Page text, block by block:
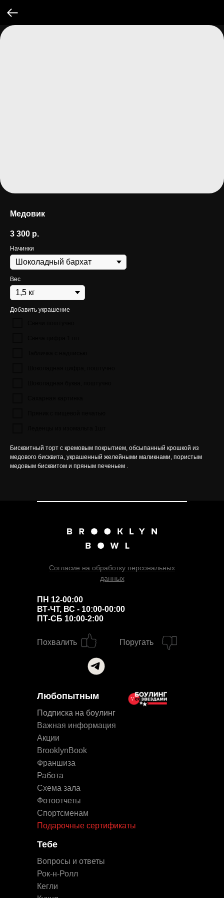
Медовик
3 300 р.
Начинки
Вес
Добавить украшение
Бисквитный торт с кремовым покрытием, обсыпанный крошкой из
медового бисквита, украшенный желейными маликнами, пористым
медовым бисквитом и пряным печеньем .
Согласие на обработку персональных
данных
Работа
Кегли
Спортсменам
Фотоотчеты
Рок-н-Ролл
Схема зала
Важная информация
Похвалить Поругать
Подписка на боулинг
Франшиза
Подарочные сертификаты
Вопросы и ответы
Акции
Любопытным
Тебе
BrooklynBook
ПН 12-00:00
ВТ-ЧТ, ВС - 10:00-00:00
ПТ-СБ 10:00-2:00